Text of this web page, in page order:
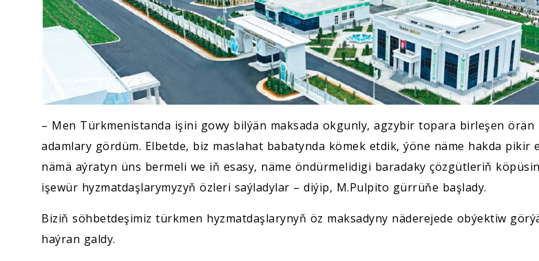
– Men Türkmenistanda işini gowy bilýän maksada okgunly, agzybir topara birleşen örän
adamlary gördüm. Elbetde, biz maslahat babatynda kömek etdik, ýöne näme hakda pikir
nämä aýratyn üns bermeli we iň esasy, näme öndürmelidigi baradaky çözgütleriň
işewür hyzmatdaşlarymyzyň özleri saýladylar – diýip, M.Pulpito gürrüňe başlady.
Biziň söhbetdeşimiz türkmen hyzmatdaşlarynyň öz maksadyny näderejede obýektiw
haýran galdy.